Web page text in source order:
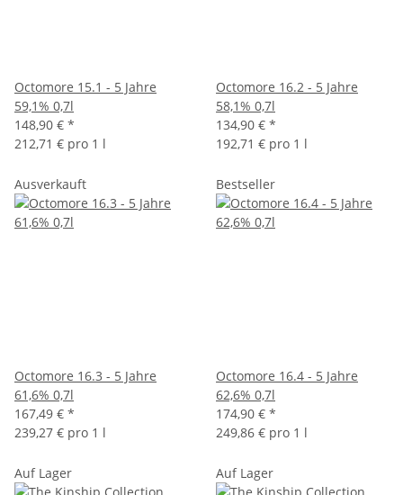
Octomore 15.1 - 5 Jahre
59,1% 0,7l
148,90 € *
212,71 € pro 1 l
Octomore 16.2 - 5 Jahre
58,1% 0,7l
134,90 € *
192,71 € pro 1 l
Ausverkauft
Octomore 16.3 - 5 Jahre
61,6% 0,7l
167,49 € *
239,27 € pro 1 l
Bestseller
Octomore 16.4 - 5 Jahre
62,6% 0,7l
174,90 € *
249,86 € pro 1 l
Auf Lager Auf Lager